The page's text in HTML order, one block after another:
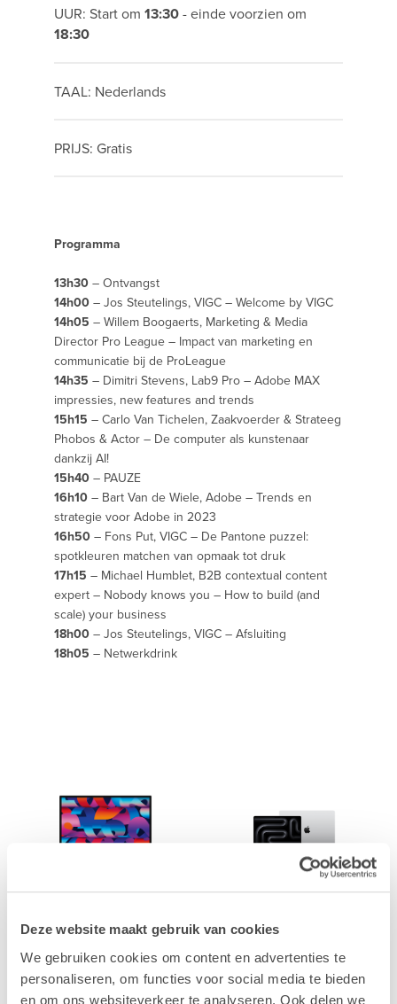
Deze website maakt gebruik van cookies
We gebruiken cookies om content en advertenties te
personaliseren, om functies voor social media te bieden
en om ons websiteverkeer te analyseren. Ook delen we
UUR: Start om 13:30- einde voorzien om
18:30
TAAL: Nederlands
PRIJS: Gratis
Programma
13h30 – Ontvangst
14h00 – Jos Steutelings, VIGC – Welcome by VIGC
14h05 – Willem Boogaerts, Marketing & Media
Director Pro League – Impact van marketing en
communicatie bij de ProLeague
14h35 – Dimitri Stevens, Lab9 Pro – Adobe MAX
impressies, new features and trends
15h15 – Carlo Van Tichelen, Zaakvoerder & Strateeg
Phobos & Actor – De computer als kunstenaar
dankzij AI!
15h40 – PAUZE
16h10 – Bart Van de Wiele, Adobe – Trends en
strategie voor Adobe in 2023
16h50 – Fons Put, VIGC – De Pantone puzzel:
spotkleuren matchen van opmaak tot druk
17h15 – Michael Humblet, B2B contextual content
expert – Nobody knows you – How to build (and
scale) your business
18h00 – Jos Steutelings, VIGC – Afsluiting
18h05 – Netwerkdrink
Mac MacBook